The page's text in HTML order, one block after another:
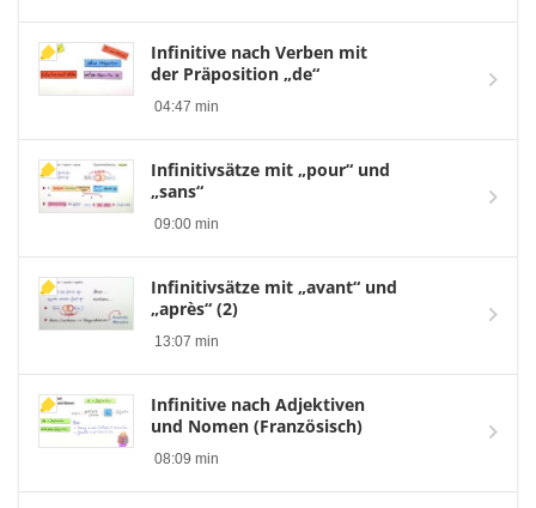
Infinitive nach Verben mit
der Präposition „de“
04:47 min
Infinitivsätze mit „pour“ und
„sans“
09:00 min
Infinitivsätze mit „avant“ und
„après“ (2)
13:07 min
Infinitive nach Adjektiven
und Nomen (Französisch)
08:09 min